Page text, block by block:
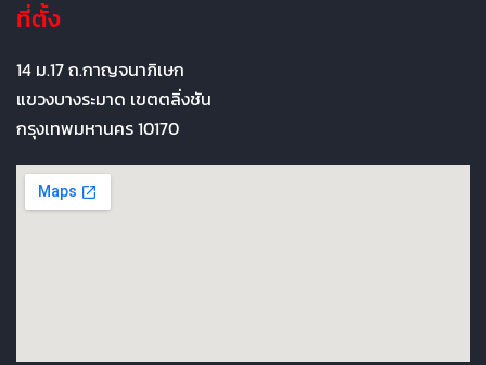
ที่ตั้ง
14 ม.17 ถ.กาญจนาภิเษก
แขวงบางระมาด เขตตลิ่งชัน
กรุงเทพมหานคร 10170